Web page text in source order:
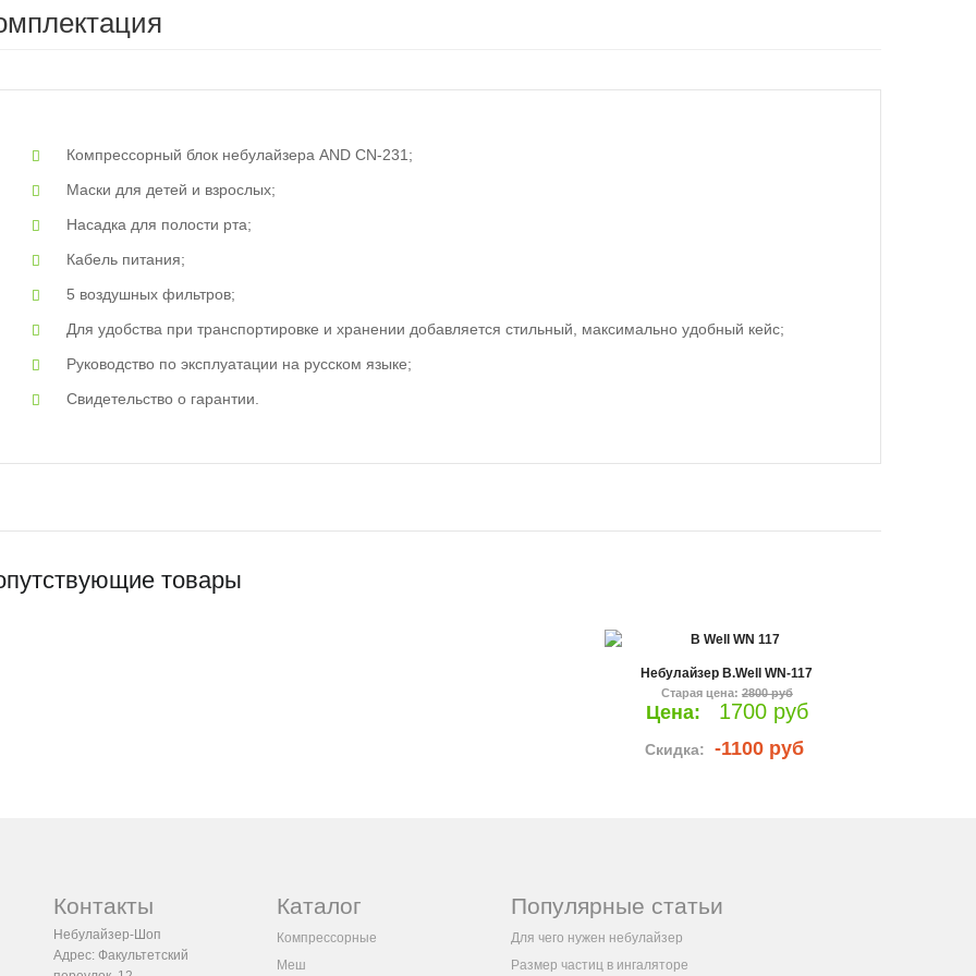
Компрессорный блок небулайзера AND CN-231;
Маски для детей и взрослых;
Насадка для полости рта;
Кабель питания;
5 воздушных фильтров;
Для удобства при транспортировке и хранении добавляется стильный, максимально удобный кейс;
Руководство по эксплуатации на русском языке;
Свидетельство о гарантии.
товары
Небулайзер B.Well WN-117
Старая цена: 2800 руб
Цена: 1700 руб
Скидка: -1100 руб
Популярные статьи
Для чего нужен небулайзер
Размер частиц в ингаляторе
Контакты
Небулайзер-Шоп
Адрес: Факультетский
Каталог
Компрессорные
Меш